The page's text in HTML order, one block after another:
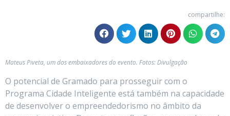
compartilhe:
Mateus Piveta, um dos embaixadores do evento. Fotos: Divulgação
O potencial de Gramado para prosseguir com o
Programa Cidade Inteligente está também na capacidade
de desenvolver o empreendedorismo no âmbito da